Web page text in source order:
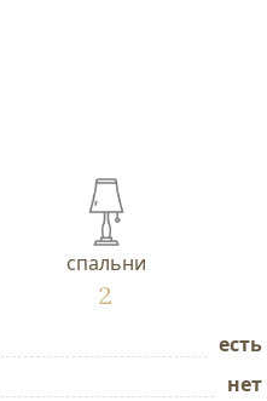
спальни
2
есть
нет